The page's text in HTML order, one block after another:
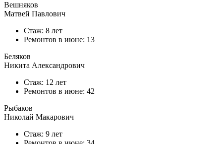
Вешняков
Матвей Павлович
Стаж: 8 лет
Ремонтов в июне: 13
Беляков
Никита Александрович
Стаж: 12 лет
Ремонтов в июне: 42
Рыбаков
Николай Макарович
Стаж: 9 лет